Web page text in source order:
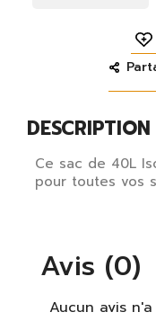
DESCRIPTION
Ce sac de 40L
pour toutes vos
Avis (0)
Aucun avis